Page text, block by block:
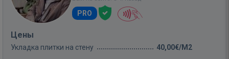
PRO
Цены
Укладка плитки на стену 40,00€/M2